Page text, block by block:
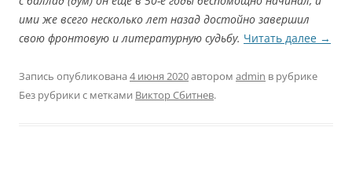
ими же всего несколько лет назад достойно завершил
свою фронтовую и литературную судьбу. Читать далее →
Запись опубликована 4 июня 2020автором admin в рубрике
Без рубрики с метками Виктор Сбитнев.